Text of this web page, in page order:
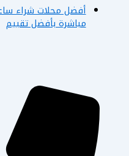
أفضل محلات شراء
مباشرة بأفضل تقييم